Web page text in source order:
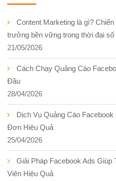
Content Marketing là gì?
trưởng bền vững trong thời đại số
21/05/2026
Cách Chạy Quảng Cáo
Đầu
28/04/2026
Dịch Vụ Quảng Cáo
Đơn Hiệu Quả
25/04/2026
Giải Pháp Facebook Ads Giúp
Viên Hiệu Quả